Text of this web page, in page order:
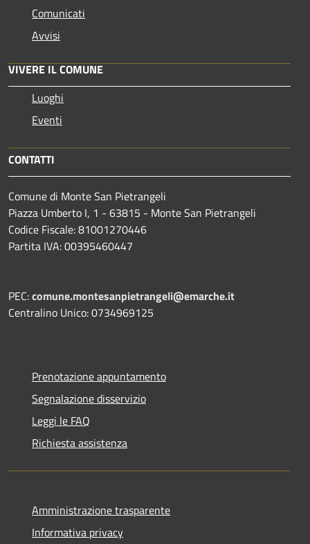
Comunicati
Avvisi
VIVERE IL COMUNE
Luoghi
Eventi
CONTATTI
Comune di Monte San Pietrangeli
Piazza Umberto I, 1 - 63815 - Monte San Pietrangeli
Codice Fiscale: 81001270446
Partita IVA: 00395460447
PEC:comune.montesanpietrangeli@emarche.it
Centralino Unico: 0734969125
Prenotazione appuntamento
Segnalazione disservizio
Leggi le FAQ
Richiesta assistenza
Amministrazione trasparente
Informativa privacy